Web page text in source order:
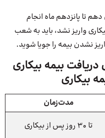
تا پانزدهم ماه انجام
واریز نشد، باید به شعب
نشدن بیمه را جویا شوید.
بیمه بیکاری
بیکاری
مدت‌زمان
تا ۳۰ روز پس از بیکاری